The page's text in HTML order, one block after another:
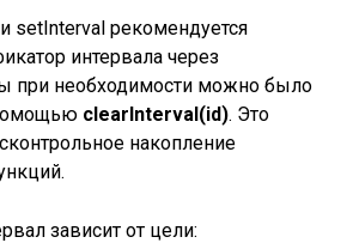
setInterval рекомендуется
интервала через
при необходимости можно было
clearInterval(id). Это
накопление
зависит от цели: